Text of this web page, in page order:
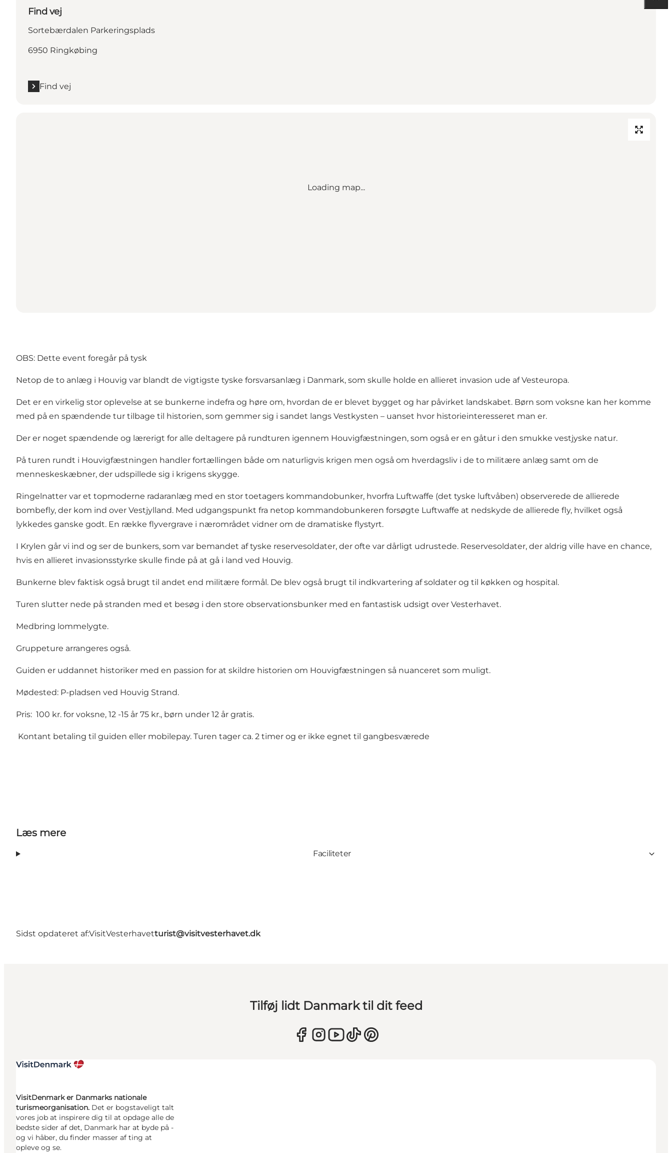
Find vej
Sortebærdalen Parkeringsplads
6950 Ringkøbing
Find vej
Loading map...
OBS: Dette event foregår på tysk
Netop de to anlæg i Houvig var blandt de vigtigste tyske forsvarsanlæg i Danmark, som skulle holde en allieret invasion ude af Vesteuropa.
Det er en virkelig stor oplevelse at se bunkerne indefra og høre om, hvordan de er blevet bygget og har påvirket landskabet. Børn som voksne kan her komme
med på en spændende tur tilbage til historien, som gemmer sig i sandet langs Vestkysten – uanset hvor historieinteresseret man er.
Der er noget spændende og lærerigt for alle deltagere på rundturen igennem Houvigfæstningen, som også er en gåtur i den smukke vestjyske natur.
På turen rundt i Houvigfæstningen handler fortællingen både om naturligvis krigen men også om hverdagsliv i de to militære anlæg samt om de
menneskeskæbner, der udspillede sig i krigens skygge.
Ringelnatter var et topmoderne radaranlæg med en stor toetagers kommandobunker, hvorfra Luftwaffe (det tyske luftvåben) observerede de allierede
bombefly, der kom ind over Vestjylland. Med udgangspunkt fra netop kommandobunkeren forsøgte Luftwaffe at nedskyde de allierede fly, hvilket også
lykkedes ganske godt. En række flyvergrave i nærområdet vidner om de dramatiske flystyrt.
I Krylen går vi ind og ser de bunkers, som var bemandet af tyske reservesoldater, der ofte var dårligt udrustede. Reservesoldater, der aldrig ville have en chance,
hvis en allieret invasionsstyrke skulle finde på at gå i land ved Houvig.
Bunkerne blev faktisk også brugt til andet end militære formål. De blev også brugt til indkvartering af soldater og til køkken og hospital.
Turen slutter nede på stranden med et besøg i den store observationsbunker med en fantastisk udsigt over Vesterhavet.
Medbring lommelygte.
Gruppeture arrangeres også.
Guiden er uddannet historiker med en passion for at skildre historien om Houvigfæstningen så nuanceret som muligt.
Mødested: P-pladsen ved Houvig Strand.
Pris: 100 kr. for voksne, 12 -15 år 75 kr., børn under 12 år gratis.
Kontant betaling til guiden eller mobilepay. Turen tager ca. 2 timer og er ikke egnet til gangbesværede
Læs mere
Faciliteter
Sidst opdateret af:VisitVesterhavetturist@visitvesterhavet.dk
Tilføj lidt Danmark til dit feed
VisitDenmark er Danmarks nationale
turismeorganisation. Det er bogstaveligt talt
vores job at inspirere dig til at opdage alle de
bedste sider af det, Danmark har at byde på -
og vi håber, du finder masser af ting at
opleve og se.